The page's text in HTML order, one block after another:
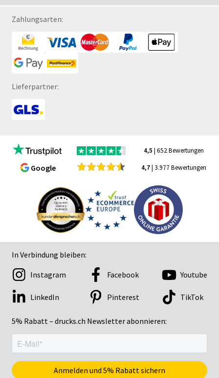
Zahlungsarten:
Lieferpartner:
4,5 | 652 Bewertungen
Google 4,7| 3.977 Bewertungen
In Verbindung bleiben:
5% Rabatt – drucks.ch Newsletter abonnieren:
Instagram Facebook Youtube
LinkedIn Pinterest TikTok